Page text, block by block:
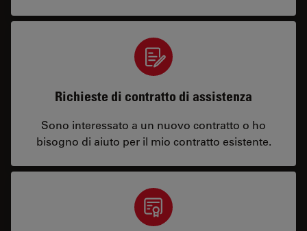
Richieste di contratto di assistenza
Sono interessato a un nuovo contratto o ho
bisogno di aiuto per il mio contratto esistente.